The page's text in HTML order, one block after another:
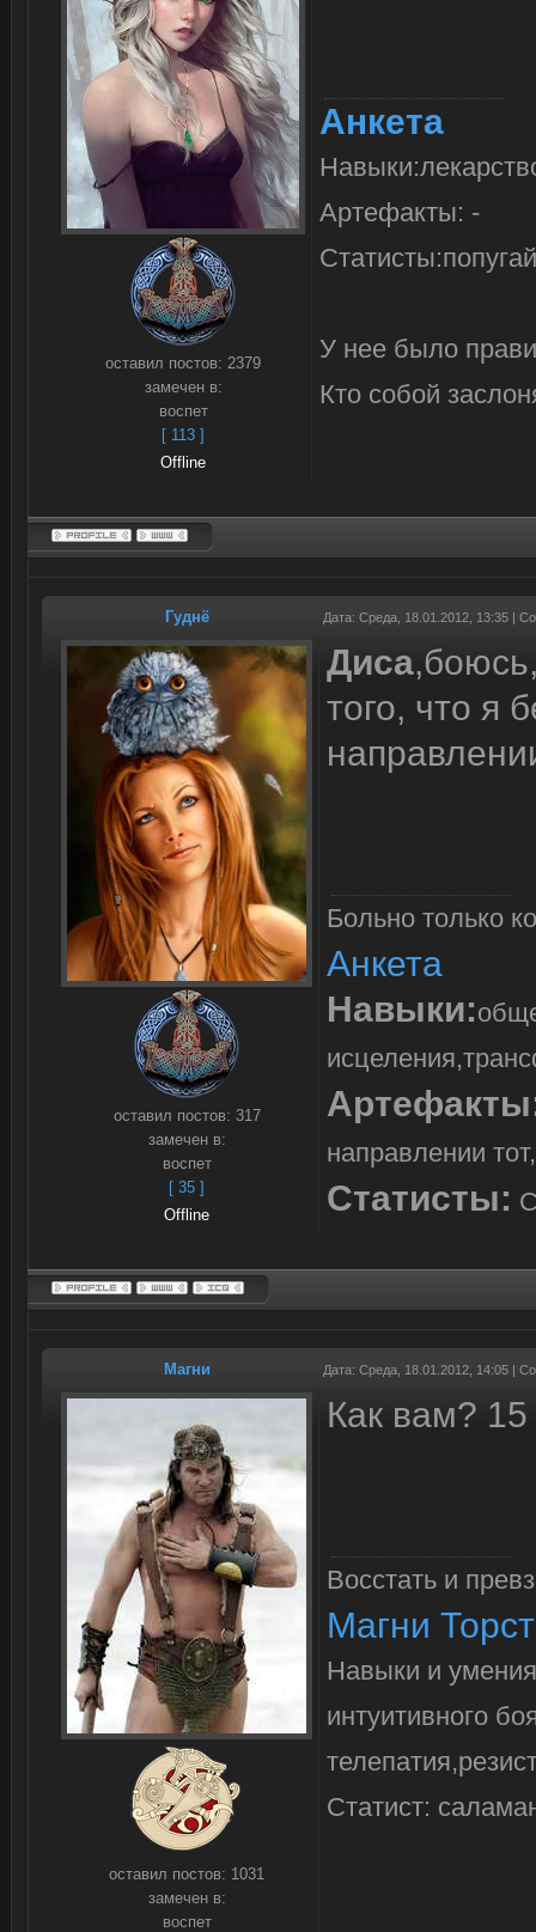
оставил постов: 2379
замечен в:
воспет
[ 113 ]
Offline
Анкета
Артефакты: -
У нее было
Кто собой
Гуднё Дата: Среда, 18.01.2012, 13:35 |
оставил постов: 317
замечен в:
воспет
[ 35 ]
Offline
Диса
того, что я
Больно только
Анкета
Навыки:
направлении
Статисты:
Магни Дата: Среда, 18.01.2012, 14:05 |
оставил постов: 1031
замечен в:
воспет
Как вам?
Восстать и
Магни
Навыки и
интуитивного
Статист: